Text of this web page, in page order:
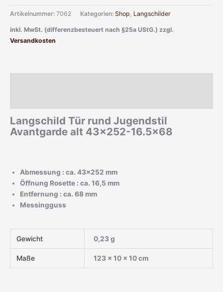
Artikelnummer: 7062 Kategorien: Shop Langschilder
inkl. MwSt. (differenzbesteuert nach §25a UStG.) zzgl.
Versandkosten
Langschild Tür rund Jugendstil
Avantgarde alt 43×252-16.5×68
Abmessung : ca. 43×252 mm
Öffnung Rosette : ca. 16,5 mm
Entfernung : ca. 68 mm
Messingguss
Gewicht 0,23 g
Maße 123 × 10 × 10 cm